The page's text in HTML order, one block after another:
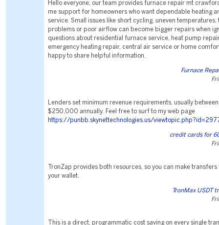
Hello everyone, our team provides furnace repair mt
me support for homeowners who want dependable heating
service. Small issues like short cycling, uneven temperatures,
problems or poor airflow can become bigger repairs when
questions about residential furnace service, heat pump
emergency heating repair, central air service or home
happy to share helpful information.
Furnace
Lenders set minimum revenue requirements, usually
$250,000 annually. Feel free to surf to my web page
https://punbb.skynettechnologies.us/
credit cards for
TronZap provides both resources, so you can make transfers
your wallet.
TronMax USDT
This is a direct, programmatic cost saving on every single